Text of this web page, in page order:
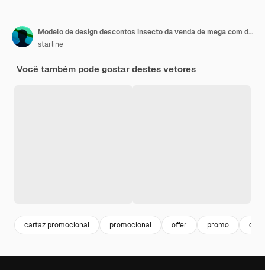
Modelo de design descontos insecto da venda de mega com detalhes da oferta
starline
Você também pode gostar destes vetores
cartaz promocional promocional offer promo